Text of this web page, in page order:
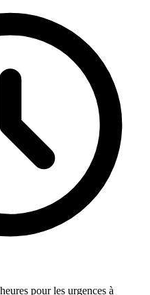
pour les urgences à